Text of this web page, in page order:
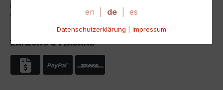
Erklärung zur Barrierefreiheit
Cookie-Einstellungen
ZAHLUNG & VERSAND
Cookies sind absolut notwendig, um unsere Website
werden nur gesetzt, wenn Sie ihrer Verwendung
Über die Auswahl bestimmter Cookies in den
Akkordeon-Elementen können Sie wählen, ob Sie "nur
en de es
Datenschutzerklärung Impressum